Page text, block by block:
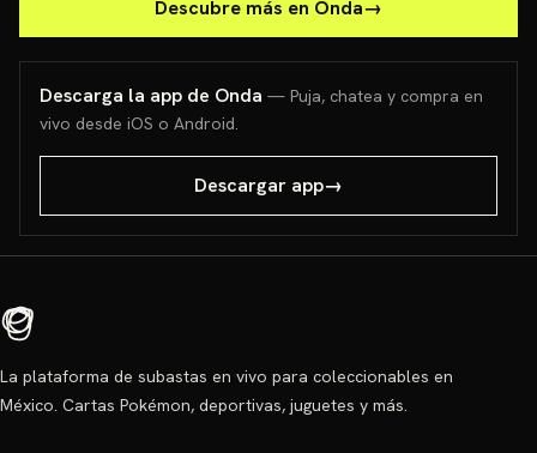
Descubre más en Onda→
Descarga la app de Onda — Puja, chatea y compra en
vivo desde iOS o Android.
Descargar app→
La plataforma de subastas en vivo para coleccionables en
México. Cartas Pokémon, deportivas, juguetes y más.